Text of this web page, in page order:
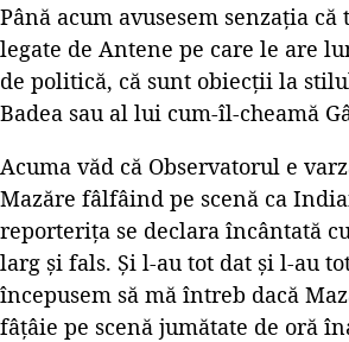
Până acum avusesem senzația
legate de Antene pe care le are
de politică, că sunt obiecții la
Badea sau al lui cum-îl-cheamă
Acuma văd că Observatorul e
Mazăre fâlfâind pe scenă ca
reporterița se declara încântată
larg și fals. Și l-au tot dat și l-au
începusem să mă întreb dacă
fâțâie pe scenă jumătate de oră